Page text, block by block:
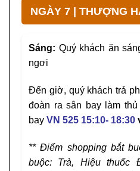
NGÀY 7 | THƯỢNG
Sáng: Quý khách ăn
ngơi
Đến giờ, quý khách trả
đoàn ra sân bay làm
bay VN 525 15:10- 18:30
** Điểm shopping bắt
buộc: Trà, Hiệu thuốc